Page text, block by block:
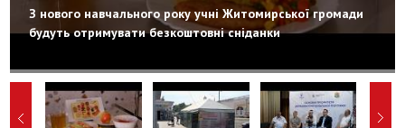
З нового навчального року учні Житомирської громади
будуть отримувати безкоштовні сніданки